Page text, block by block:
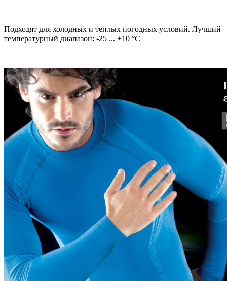
Подходят для холодных и теплых погодных условий. Лучший
температурный диапазон: -25 ... +10 °C